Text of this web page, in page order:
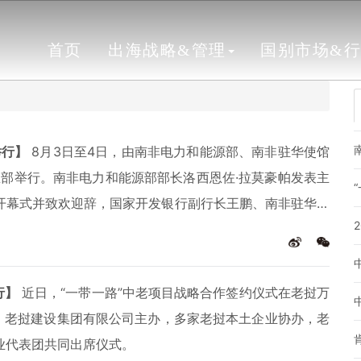
首页 出海战略&管理 国别市场&
】
8月3日至4日，由南非电力和能源部、南非驻华使馆
举行。南非电力和能源部部长洛西恩佐·拉莫豪帕发表主
式并致欢迎辞，国家开发银行副行长王鹏、南非驻华大
近日，“一带一路”中老项目战略合作签约仪式在老挝万
挝建设集团有限公司主办，多家老挝本土企业协办，老
表团共同出席仪式。